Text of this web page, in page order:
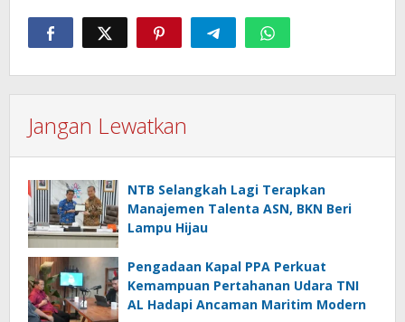
Jangan Lewatkan
NTB Selangkah Lagi Terapkan
Manajemen Talenta ASN, BKN Beri
Lampu Hijau
Pengadaan Kapal PPA Perkuat
Kemampuan Pertahanan Udara TNI
AL Hadapi Ancaman Maritim Modern